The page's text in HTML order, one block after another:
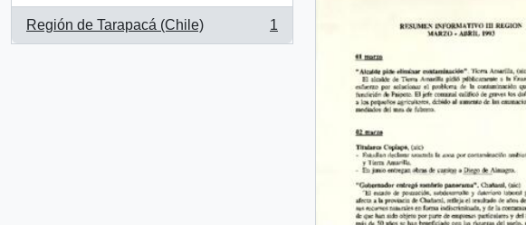
Región de Tarapacá (Chile)
, 1 resultados
1